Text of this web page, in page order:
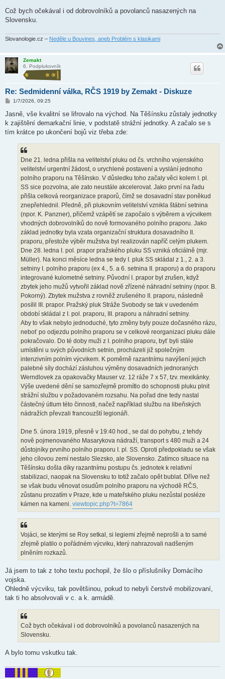
Což bych očekával i od dobrovolníků a povolanců nasazených na
Slovensku.
Slovanologie.cz – Neděle u Bouvines, aneb Problém s klasikami
Zemakt
6. Podplukovník
Re: Sedmidenní válka, RČS 1919 by Zemakt - Diskuze
P
í
p
ě
1/7/2026, 09:25
Jasně, vše kvalitní se lifrovalo na východ. Na Těšínsku zůstaly jednotky
k zajištění demarkační linie, v podstatě strážní jednotky. A začalo se s
tím krátce po ukončení bojů viz třeba zde:
Dne 21. ledna přišla na velitelství pluku od čs. vrchního vojenského
velitelství urgentní žádost, o urychlené postavení a vyslání jednoho
polního praporu na Těšínsko. V důsledku toho začaly věci kolem I. pl.
SS sice pozvolna, ale zato neustále akcelerovat. Jako první na řadu
přišla celková reorganizace praporů, čímž se dosavadní stav poněkud
znepřehlednil. Předně, při plukovním velitelství vznikla štábní setnina
(npor. K. Panzner), přičemž vzápětí se započalo s výběrem a výcvikem
vhodných dobrovolníků do nově formovaného polního praporu. Jako
základ jednotky byla vzata organizační struktura dosavadního II.
praporu, přestože výběr mužstva byl realizován napříč celým plukem.
Dne 28. ledna I. pol. prapor pražského pluku SS vzniká oficiálně (mjr.
Müller). Na konci měsíce ledna se tedy I. pluk SS skládal z 1., 2. a 3.
setniny I. polního praporu (ex 4., 5. a 6. setnina II. praporu) a do praporu
integrované kulometné setniny. Původní I. prapor byl zrušen, když
zbytek jeho mužů vytvořil základ nově zřízené náhradní setniny (npor. B.
Pokorný). Zbytek mužstva z rovněž zrušeného II. praporu, následně
posílil III. prapor. Pražský pluk Stráže Svobody se tak v uvedeném
období skládal z I. pol. praporu, III. praporu a náhradní setniny.
Aby to však nebylo jednoduché, tyto změny byly pouze dočasného rázu,
neboť po odjezdu polního praporu se v celkové reorganizaci pluku dále
pokračovalo. Do té doby muži z I. polního praporu, byť byli stále
umístěni u svých původních setnin, procházeli již společným
intenzivním polním výcvikem. K poměrně razantnímu navýšení jejich
palebné síly dochází zásluhou výměny dosavadních jednoraných
Werndlovek za opakovačky Mauser vz. 12 ráže 7 x 57, tzv. mexikánky.
Výše uvedené dění se samozřejmě promítlo do schopnosti pluku plnit
strážní službu v požadovaném rozsahu. Na pořad dne tedy nastal
částečný útlum této činnosti, načež například službu na libeňských
nádražích převzali francouzští legionáři.
Dne 5. února 1919, přesně v 19:40 hod., se dal do pohybu, z tehdy
nově pojmenovaného Masarykova nádraží, transport s 480 muži a 24
důstojníky prvního polního praporu I. pl. SS. Oproti předpokladu se však
jeho cílovou zemí nestalo Slezsko, ale Slovensko. Zatímco situace na
Těšínsku došla díky razantnímu postupu čs. jednotek k relativní
stabilizaci, naopak na Slovensku to totiž začalo opět bublat. Dříve než
se však budu věnovat osudům polního praporu na východě RČS,
zůstanu prozatím v Praze, kde u mateřského pluku nezůstal posléze
kámen na kameni. viewtopic.php?t=7864
Vojáci, se kterými se Roy setkal, si legiemi zřejmě neprošli a to samé
zřejmě platilo o pořádném výcviku, který nahrazovali nadšeným
plněním rozkazů.
Já jsem to tak z toho textu pochopil, že šlo o příslušníky Domácího
vojska.
Ohledně výcviku, tak povětšinou, pokud to nebyli čerstvě mobilizovaní,
tak ti ho absolvovali v c. a k. armádě.
Což bych očekával i od dobrovolníků a povolanců nasazených na
Slovensku.
A bylo tomu vskutku tak.